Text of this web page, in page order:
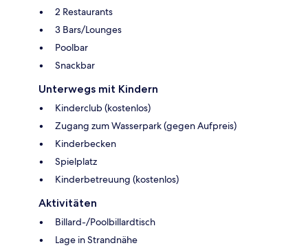
2 Restaurants
3 Bars/Lounges
Poolbar
Snackbar
Unterwegs mit Kindern
Kinderclub (kostenlos)
Zugang zum Wasserpark (gegen Aufpreis)
Kinderbecken
Spielplatz
Kinderbetreuung (kostenlos)
Aktivitäten
Billard-/Poolbillardtisch
Lage in Strandnähe